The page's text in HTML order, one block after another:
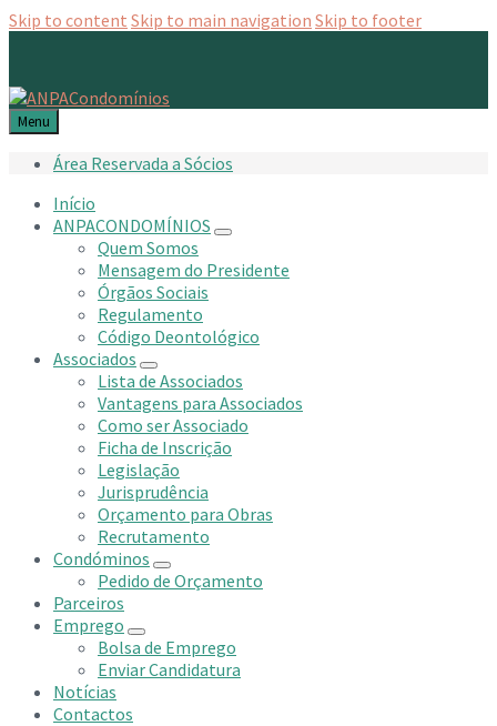
Skip to content Skip to main navigation Skip to footer
Menu
Área Reservada a Sócios
Início
ANPACONDOMÍNIOS
Quem Somos
Mensagem do Presidente
Órgãos Sociais
Regulamento
Código Deontológico
Associados
Lista de Associados
Vantagens para Associados
Como ser Associado
Ficha de Inscrição
Legislação
Jurisprudência
Orçamento para Obras
Recrutamento
Condóminos
Pedido de Orçamento
Parceiros
Emprego
Bolsa de Emprego
Enviar Candidatura
Notícias
Contactos